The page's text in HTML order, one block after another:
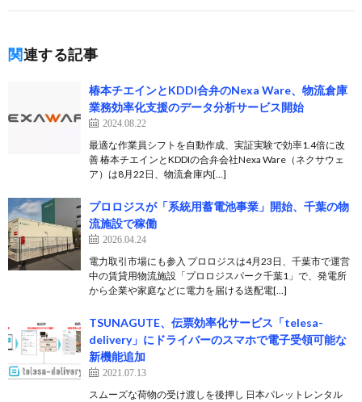
関連する記事
椿本チエインとKDDI合弁のNexa Ware、物流倉庫
業務効率化支援のデータ分析サービス開始
2024.08.22
最適な作業員シフトを自動作成、実証実験で効率1.4倍に改
善 椿本チエインとKDDIの合弁会社Nexa Ware（ネクサウェ
ア）は8月22日、物流倉庫内[…]
プロロジスが「系統用蓄電池事業」開始、千葉の物
流施設で稼働
2026.04.24
電力取引市場にも参入 プロロジスは4月23日、千葉市で運営
中の賃貸用物流施設「プロロジスパーク千葉1」で、発電所
から企業や家庭などに電力を届ける送配電[…]
TSUNAGUTE、伝票効率化サービス「telesa-
delivery」にドライバーのスマホで電子受領可能な
新機能追加
2021.07.13
スムーズな荷物の受け渡しを後押し 日本パレットレンタル